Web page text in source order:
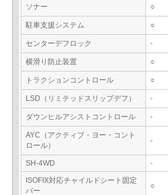
ソナー ○
駐車支援システム ○
センターデフロック -
横滑り防止装置 ○
トラクションコントロール ○
LSD（リミテッドスリップデフ） -
ダウンヒルアシストコントロール -
AYC（アクティブ・ヨー・コント
ロール）
-
SH-4WD
-
ISOFIX対応チャイルドシート固定
バー
○